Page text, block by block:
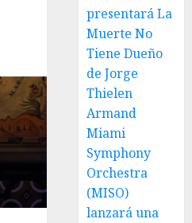
presentará La
Muerte No
Tiene Dueño
de Jorge
Thielen
Armand
Miami
Symphony
Orchestra
(MISO)
lanzará una